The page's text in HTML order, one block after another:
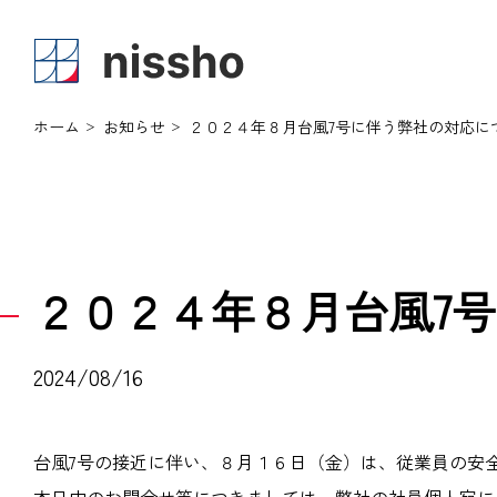
ホーム お知らせ ２０２４年８月台風7号に伴う弊社の対応に
２０２４年８月台風7
2024/08/16
台風7号の接近に伴い、８月１６日（金）は、従業員の安